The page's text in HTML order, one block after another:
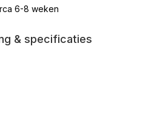
6-8 weken
& specificaties